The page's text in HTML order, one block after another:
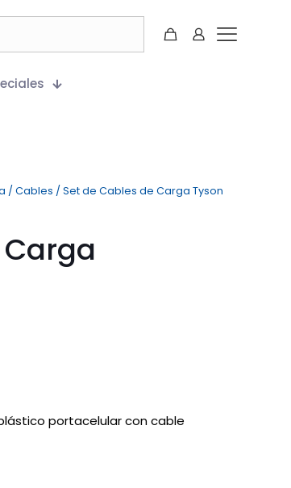
/ Cables / Set de Cables de Carga Tyson
portacelular con cable